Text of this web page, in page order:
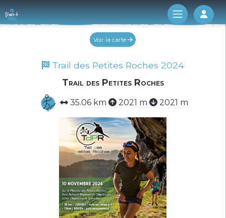
Log
Voir la carte
Trail des Petites Roches 2024
Trail des Petites Roches
35.06 km 2021 m 2021 m